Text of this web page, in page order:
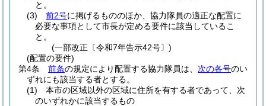
と。
(3)
前2号に掲げるもののほか、協力隊員の適正な配置に
必要な事項として市長が定める要件に該当しているこ
と。
(一部改正〔令和7年告示42号〕)
(配置の要件)
第4条
前条の規定により配置する協力隊員は、 次の各号のい
ずれにも該当する者とする。
(1)
本市の区域以外の区域に住所を有する者であって、次
のいずれかに該当するもの